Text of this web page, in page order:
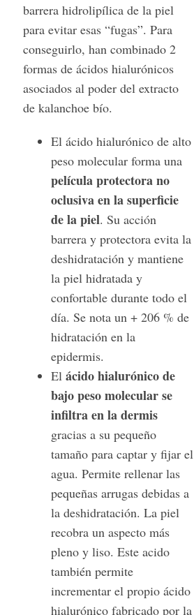
barrera hidrolipílica de la piel
para evitar esas “fugas”. Para
conseguirlo, han combinado 2
formas de ácidos hialurónicos
asociados al poder del extracto
de kalanchoe bío.
El ácido hialurónico de alto
peso molecular forma una
película protectora no
oclusiva en la superficie
de la piel. Su acción
barrera y protectora evita la
deshidratación y mantiene
la piel hidratada y
confortable durante todo el
día. Se nota un + 206 % de
hidratación en la
epidermis.
Elácido hialurónico de
bajo peso molecular se
infiltra en la dermis
gracias a su pequeño
tamaño para captar y fijar el
agua. Permite rellenar las
pequeñas arrugas debidas a
la deshidratación. La piel
recobra un aspecto más
pleno y liso. Este acido
también permite
incrementar el propio ácido
hialurónico fabricado por la